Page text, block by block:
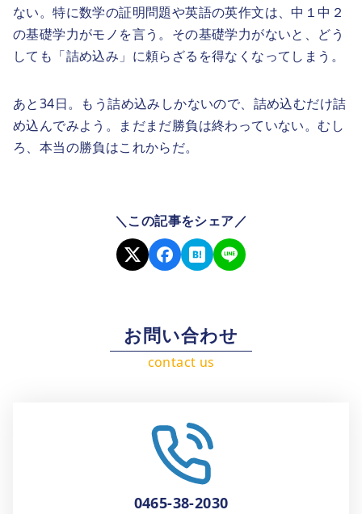
ない。特に数学の証明問題や英語の英作文は、中１中２
の基礎学力がモノを言う。その基礎学力がないと、どう
しても「詰め込み」に頼らざるを得なくなってしまう。
あと34日。もう詰め込みしかないので、詰め込むだけ詰
め込んでみよう。まだまだ勝負は終わっていない。むし
ろ、本当の勝負はこれからだ。
＼この記事をシェア／
お問い合わせ
0465-38-2030